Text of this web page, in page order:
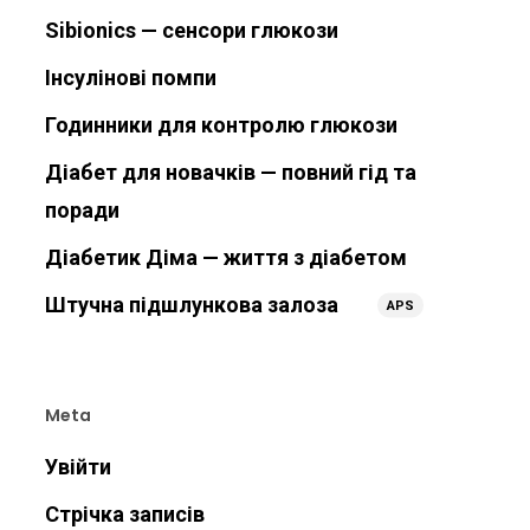
Sibionics — сенсори глюкози
Інсулінові помпи
Годинники для контролю глюкози
Діабет для новачків — повний гід та
поради
Діабетик Діма — життя з діабетом
Штучна підшлункова залоза
APS
Meta
Увійти
Стрічка записів